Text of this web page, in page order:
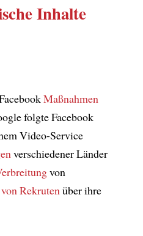
Inhalte
Maßnahmen
folgte Facebook
Video-Service
verschiedener Länder
von
Rekrutenüber ihre